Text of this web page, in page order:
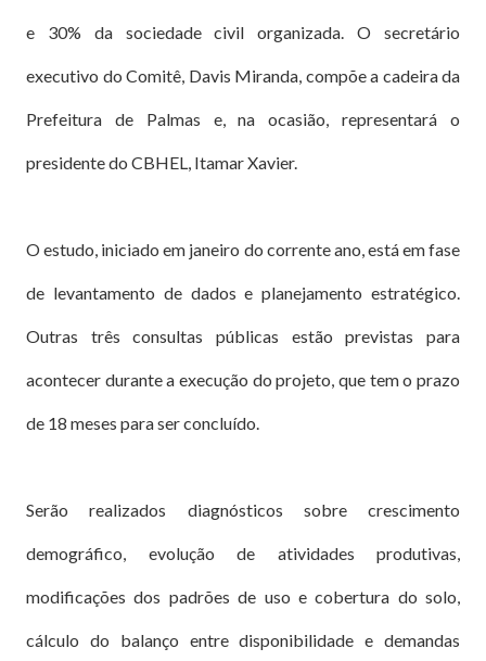
e 30% da sociedade civil organizada. O secretário
executivo do Comitê, Davis Miranda, compõe a cadeira da
Prefeitura de Palmas e, na ocasião, representará o
presidente do CBHEL, Itamar Xavier.
O estudo, iniciado em janeiro do corrente ano, está em fase
de levantamento de dados e planejamento estratégico.
Outras três consultas públicas estão previstas para
acontecer durante a execução do projeto, que tem o prazo
de 18 meses para ser concluído.
Serão realizados diagnósticos sobre crescimento
demográfico, evolução de atividades produtivas,
modificações dos padrões de uso e cobertura do solo,
cálculo do balanço entre disponibilidade e demandas